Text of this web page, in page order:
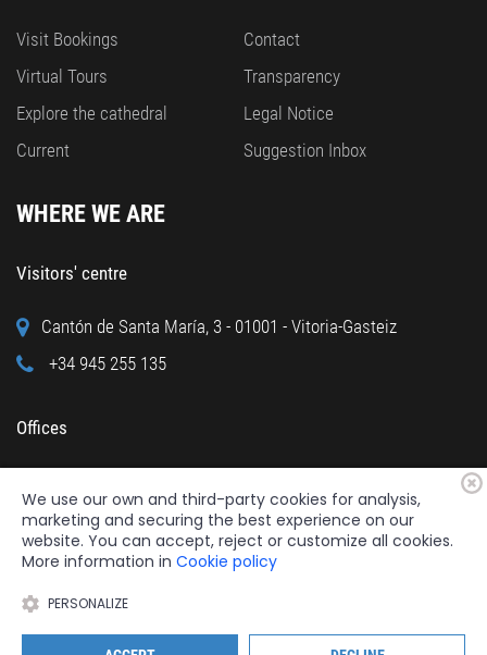
Visit Bookings
Virtual Tours
Explore the cathedral
Current
Contact
Transparency
Legal Notice
Suggestion Inbox
WHERE WE ARE
Visitors' centre
Cantón de Santa María, 3 - 01001 - Vitoria-Gasteiz
+34 945 255 135
Offices
+34 945 122 160
We use our own and third-party cookies for analysis,
marketing and securing the best experience on our
website. You can accept, reject or customize all cookies.
More information in Cookie policy
PERSONALIZE